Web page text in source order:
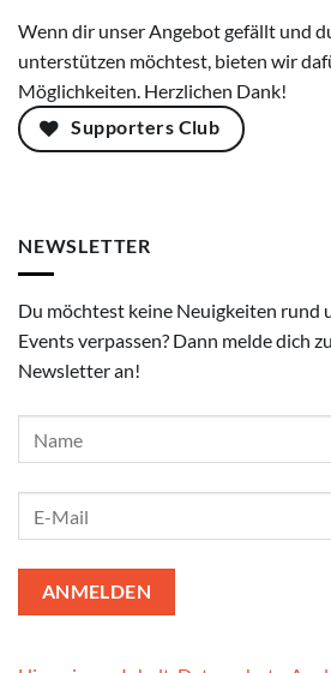
Wenn dir unser Angebot gefällt und
unterstützen möchtest, bieten wir
Möglichkeiten. Herzlichen Dank!
Supporters Club
NEWSLETTER
Du möchtest keine Neuigkeiten rund
Events verpassen? Dann melde dich
Newsletter an!